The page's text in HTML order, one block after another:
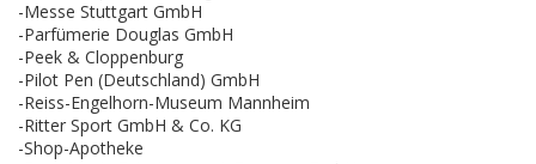
-Messe Stuttgart GmbH
-Parfümerie Douglas GmbH
-Peek & Cloppenburg
-Pilot Pen (Deutschland) GmbH
-Reiss-Engelhorn-Museum Mannheim
-Ritter Sport GmbH & Co. KG
-Shop-Apotheke